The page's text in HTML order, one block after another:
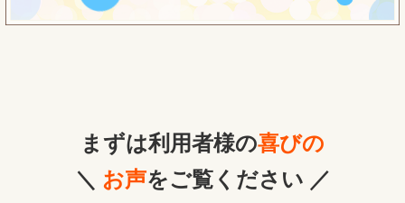
まずは利用者様の喜びの
＼ お声をご覧ください ／